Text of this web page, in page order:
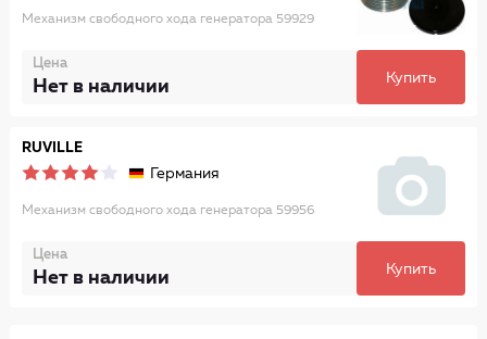
Механизм свободного хода генератора 59929
Цена
Нет в наличии Купить
RUVILLE
Германия
Механизм свободного хода генератора 59956
Цена
Нет в наличии Купить